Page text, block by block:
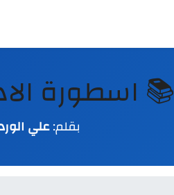
📚 اسطورة
بقلم:علي